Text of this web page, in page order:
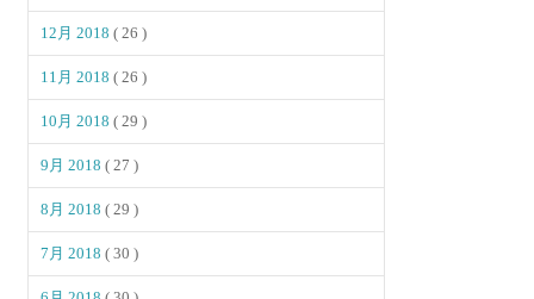
12月 2018( 26 )
11月 2018( 26 )
10月 2018( 29 )
9月 2018( 27 )
8月 2018( 29 )
7月 2018( 30 )